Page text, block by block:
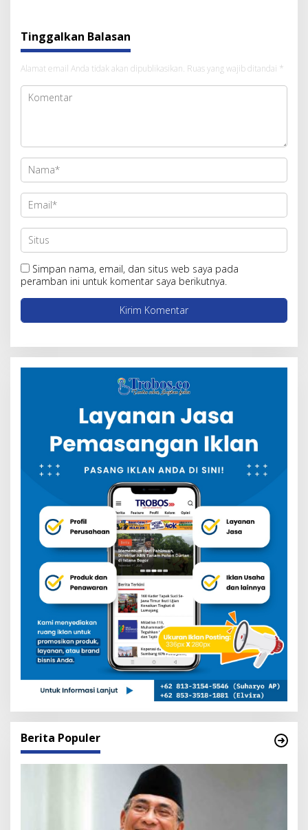
Tinggalkan Balasan
Alamat email Anda tidak akan dipublikasikan. Ruas yang wajib ditandai *
Simpan nama, email, dan situs web saya pada
peramban ini untuk komentar saya berikutnya.
Berita Populer